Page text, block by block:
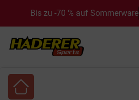
Bis zu -70 % auf Sommerware